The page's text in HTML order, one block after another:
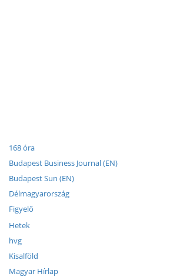
168 óra
Budapest Business Journal (EN)
Budapest Sun (EN)
Délmagyarország
Figyelő
Hetek
hvg
Kisalföld
Magyar Hírlap